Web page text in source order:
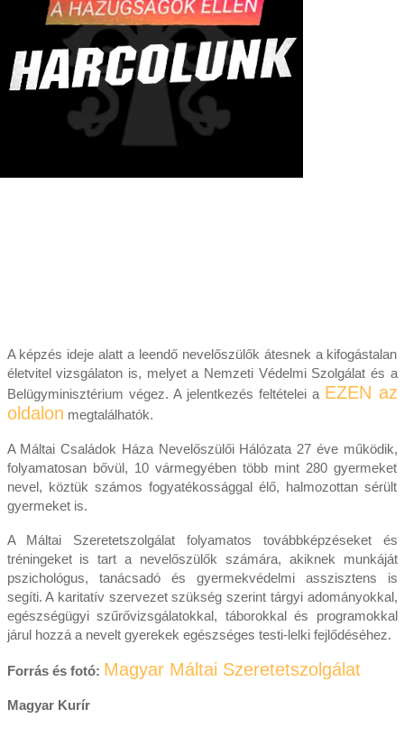
A képzés ideje alatt a leendő nevelőszülők átesnek a kifogástalan
életvitel vizsgálaton is, melyet a Nemzeti Védelmi Szolgálat és a
Belügyminisztérium végez. A jelentkezés feltételei a EZEN az
oldalon megtalálhatók.
A Máltai Családok Háza Nevelőszülői Hálózata 27 éve működik,
folyamatosan bővül, 10 vármegyében több mint 280 gyermeket
nevel, köztük számos fogyatékossággal élő, halmozottan sérült
gyermeket is.
A Máltai Szeretetszolgálat folyamatos továbbképzéseket és
tréningeket is tart a nevelőszülők számára, akiknek munkáját
pszichológus, tanácsadó és gyermekvédelmi asszisztens is
segíti. A karitatív szervezet szükség szerint tárgyi adományokkal,
egészségügyi szűrővizsgálatokkal, táborokkal és programokkal
járul hozzá a nevelt gyerekek egészséges testi-lelki fejlődéséhez.
Forrás és fotó: Magyar Máltai Szeretetszolgálat
Magyar Kurír